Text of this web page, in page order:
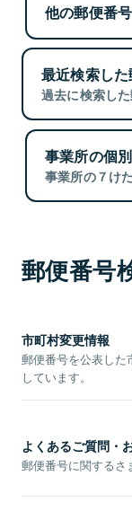
他の郵便番
最近検索し
過去に検索し
事業所の個
事業所の７け
郵便番号
市町村変更情報
郵便番号を公表した
しています。
よくあるご質問・
郵便番号に関するさ